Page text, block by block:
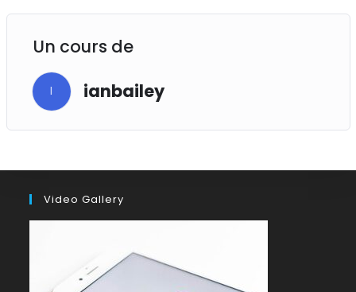
Un cours de
I ianbailey
Video Gallery